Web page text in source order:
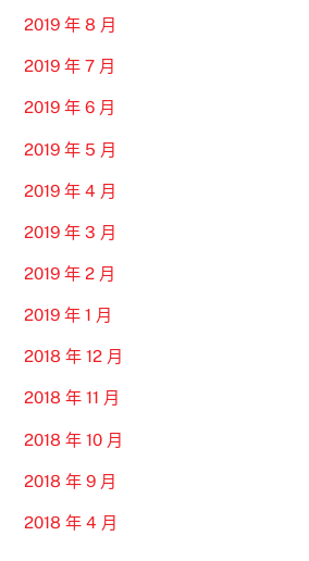
2019 年 8 月
2019 年 7 月
2019 年 6 月
2019 年 5 月
2019 年 4 月
2019 年 3 月
2019 年 2 月
2019 年 1 月
2018 年 12 月
2018 年 11 月
2018 年 10 月
2018 年 9 月
2018 年 4 月